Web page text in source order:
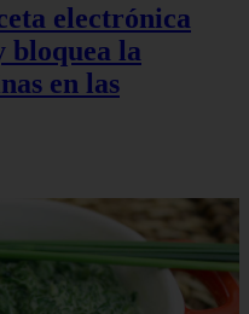
electrónica
bloquea la
en las